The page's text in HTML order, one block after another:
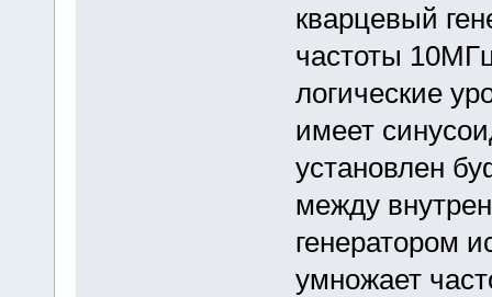
кварцевый
частоты
логические
имеет
установлен
между
генератором
умножает